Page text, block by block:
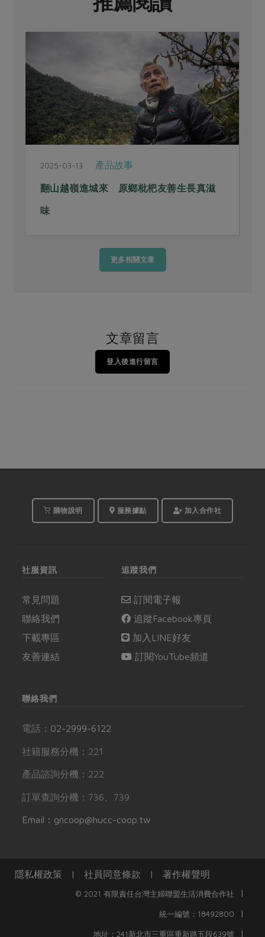
2025-03-13 產品故事
翻山越嶺進城來 原鄉枇杷友善生長真滋
味
更多相關文章
文章留言
登入後進行留言
購物說明 服務據點 加入合作社
社服資訊
常見問題
聯絡我們
下載專區
友善連結
追蹤我們
訂閱電子報
追蹤Facebook專頁
加入LINE好友
訂閱YouTube頻道
聯絡我們
電話： 02-2999-6122
社籍服務分機：221
產品諮詢分機：222
訂單查詢分機：736、739
Email：gncoop@hucc-coop.tw
隱私權政策 | 社員同意條款 | 著作權聲明
© 2021 有限責任台灣主婦聯盟生活消費合作社 |
統一編號：18492800 |
地址：241新北市三重區重新路五段639號 |